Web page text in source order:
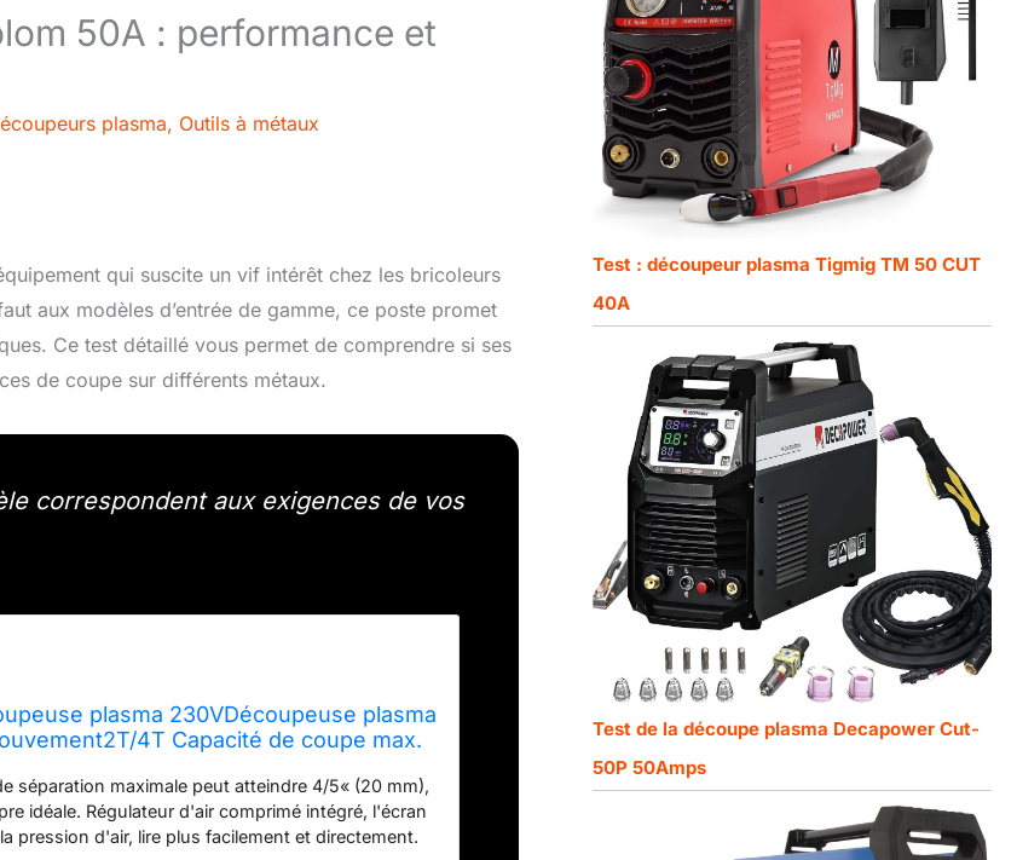
50A : performance et
plasma, Outils à métaux
qui suscite un vif intérêt chez les bricoleurs
aux modèles d’entrée de gamme, ce poste promet
Ce test détaillé vous permet de comprendre si ses
de coupe sur différents métaux.
correspondent aux exigences de vos
plasma 230VDécoupeuse plasma
4T Capacité de coupe max.
séparation maximale peut atteindre 4/5« (20 mm),
idéale. Régulateur d'air comprimé intégré, l'écran
pression d'air, lire plus facilement et directement.
Test : découpeur plasma Tigmig TM 50 CUT
40A
Test de la découpe plasma Decapower Cut-
50P 50Amps